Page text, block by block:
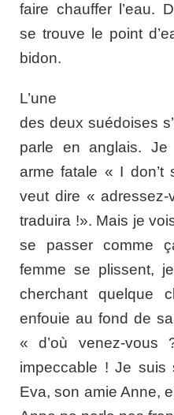
faire chauffer l’eau.
se trouve le point
bidon.
L’une
des deux suédoises
parle en anglais. Je
arme fatale « I
veut dire «
traduira !». Mais je
se passer comme
femme se plissent,
cherchant quelque
enfouie au fond de
« d’où venez-
impeccable ! Je suis
Eva, son amie Anne,